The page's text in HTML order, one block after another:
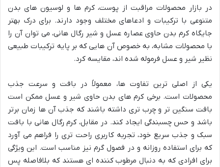
در بازار محصولات مراقبت از پوست، کرم ها و لوسیون های بدن
متنوعی با ترکیبات و ادعاهای مختلف وجود دارند. برای درک بهتر
جایگاه کرم بدن حاوی عصاره عسل و شیر رگال هانی، می توان آن را
با محصولات مشابه، به خصوص آن هایی که بر پایه ترکیبات طبیعی
نظیر شیر و عسل فرموله شده اند، مقایسه کرد.
یکی از اصلی ترین تفاوت ها، معمولاً در بافت و سرعت جذب
محصولات است. برخی کرم های بدن حاوی شیر و عسل ممکن است
بافت سنگین تر و چرب تری داشته باشند که جذب آن ها زمان برتر
باشد و حس چسبندگی ایجاد کند. در مقابل، کرم رگال هانی با بافت
سبک و جذب سریع خود، تجربه کاربری راحت تری را فراهم می آورد
که برای استفاده روزانه و در فصول گرم نیز مناسب است. این ویژگی
برای افرادی که به دنبال مرطوب کننده ای هستند که بلافاصله پس